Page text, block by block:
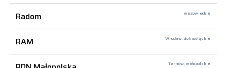
Radom mazowieckie
RAM Wrocław, dolnośląskie
Tarnów, małopolskie